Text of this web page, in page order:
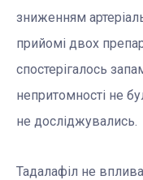
зниженням
прийомі двох
спостерігалось
непритомності не
не досліджувались.
Тадалафіл не